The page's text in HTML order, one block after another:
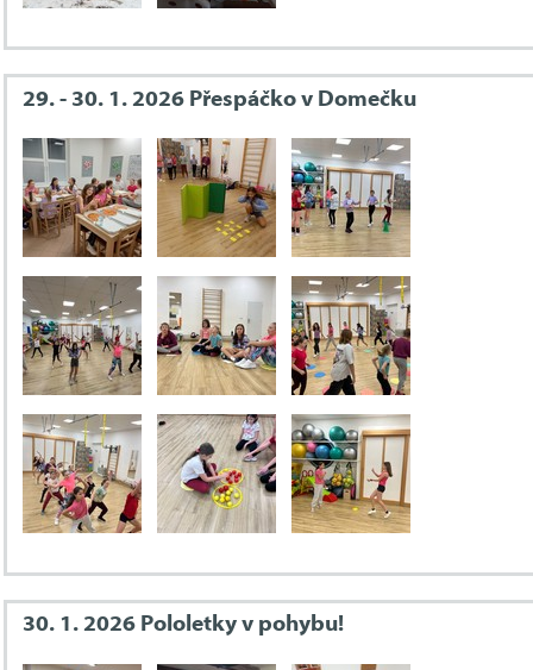
29. - 30. 1. 2026 Přespáčko v Domečku
30. 1. 2026 Pololetky v pohybu!